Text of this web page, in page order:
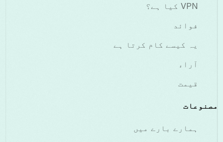
VPN کیا ہے؟
فوائد
یہ کیسے کام کرتا ہے
آراء
قیمت
مصنوعات
ہمارے بارے میں